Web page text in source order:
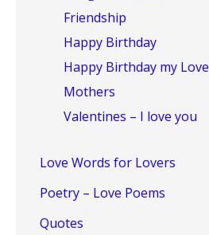
Friendship
Happy Birthday
Happy Birthday my Love
Mothers
Valentines – I love you
Love Words for Lovers
Poetry – Love Poems
Quotes